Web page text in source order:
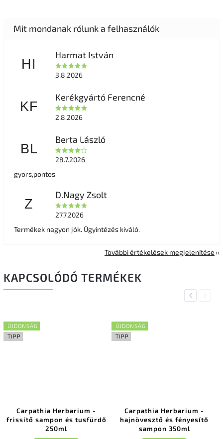
HI
Harmat István
3.8.2026
KF
Kerékgyártó Ferencné
2.8.2026
BL
Berta László
28.7.2026
gyors,pontos
Z
D.Nagy Zsolt
27.7.2026
Termékek nagyon jók. Ügyintézés kiváló.
További értékelések megjelenítése
KAPCSOLÓDÓ TERMÉKEK
Previous
ÚJDONSÁG
TIPP
Carpathia Herbarium -
frissítő sampon és tusfürdő
250ml
ÚJDONSÁG
TIPP
Carpathia Herbarium -
hajnövesztő és fényesítő
sampon 350ml
Next